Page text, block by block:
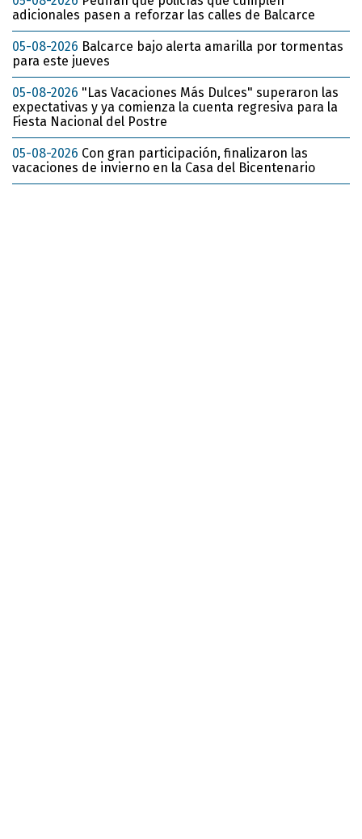
adicionales pasen a reforzar las calles de Balcarce
05-08-2026 Balcarce bajo alerta amarilla por tormentas
para este jueves
05-08-2026 "Las Vacaciones Más Dulces" superaron las
expectativas y ya comienza la cuenta regresiva para la
Fiesta Nacional del Postre
05-08-2026 Con gran participación, finalizaron las
vacaciones de invierno en la Casa del Bicentenario